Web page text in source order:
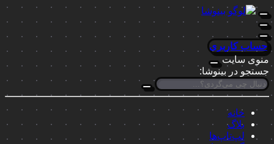
حساب کاربری
منوی سایت
جستجو در بینوشا:
خانه
بلاگ
لپ‌تاپ‌ها